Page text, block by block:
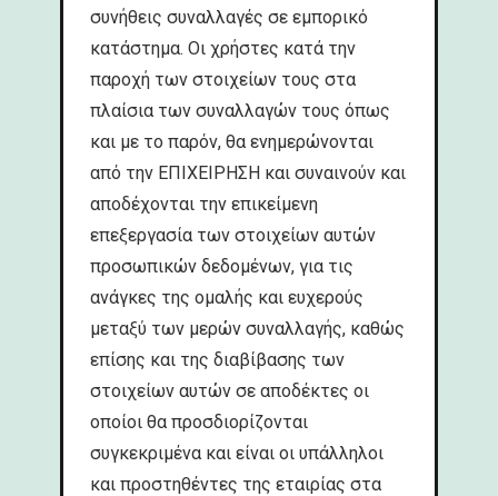
συνήθεις συναλλαγές σε εμπορικό
κατάστημα. Οι χρήστες κατά την
παροχή των στοιχείων τους στα
πλαίσια των συναλλαγών τους όπως
και με το παρόν, θα ενημερώνονται
από την ΕΠΙΧΕΙΡΗΣΗ και συναινούν και
αποδέχονται την επικείμενη
επεξεργασία των στοιχείων αυτών
προσωπικών δεδομένων, για τις
ανάγκες της ομαλής και ευχερούς
μεταξύ των μερών συναλλαγής, καθώς
επίσης και της διαβίβασης των
στοιχείων αυτών σε αποδέκτες οι
οποίοι θα προσδιορίζονται
συγκεκριμένα και είναι οι υπάλληλοι
και προστηθέντες της εταιρίας στα